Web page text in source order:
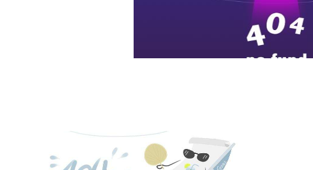
影响飞机rcs 的主要因素包括飞机的外形、尺寸和材料，以及观测的频率
料、较大的电尺寸和各类rcs结果显示等挑战，cst使用高频求解器（a）
真的需求，既能完成常规的单站、多站 rcs 仿真，还能给出各类射线追踪